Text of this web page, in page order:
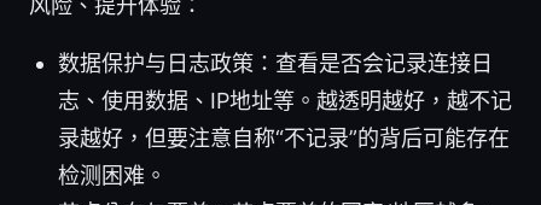
数据保护与日志政策：查看是否会记录连接日
志、使用数据、IP地址等。越透明越好，越不记
录越好，但要注意自称“不记录”的背后可能存在
检测困难。